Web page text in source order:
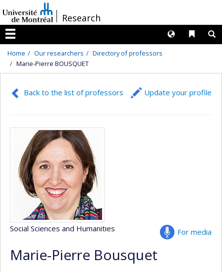
au
contenu
/Research
Menu
Liens
Langues
Home Our researchers
Directory of professors
Marie-Pierre BOUSQUET
Back to the list of professors Update your profile
For media
Social Sciences and Humanities
Marie-Pierre Bousquet